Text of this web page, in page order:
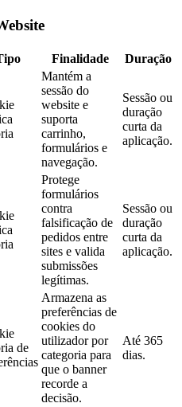
Finalidade Duração
Mantém a
sessão do
website e
suporta
carrinho,
formulários e
navegação.
Sessão ou
duração
curta da
aplicação.
Protege
formulários
contra
falsificação de
pedidos entre
sites e valida
submissões
legítimas.
Sessão ou
duração
curta da
aplicação.
de
Armazena as
preferências de
cookies do
utilizador por
categoria para
que o banner
recorde a
decisão.
Até 365
dias.